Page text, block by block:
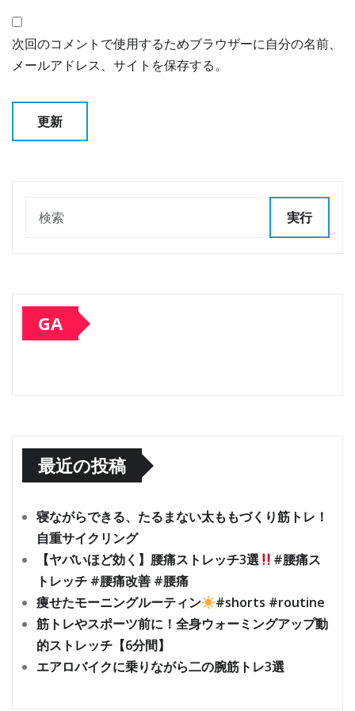
次回のコメントで使用するためブラウザーに自分の名前、
メールアドレス、サイトを保存する。
実行
GA
最近の投稿
寝ながらできる、たるまない太ももづくり筋トレ！
自重サイクリング
【ヤバいほど効く】腰痛ストレッチ3選
#腰痛ス
トレッチ #腰痛改善 #腰痛
痩せたモーニングルーティン
#shorts #routine
筋トレやスポーツ前に！全身ウォーミングアップ動
的ストレッチ【6分間】
エアロバイクに乗りながら二の腕筋トレ3選